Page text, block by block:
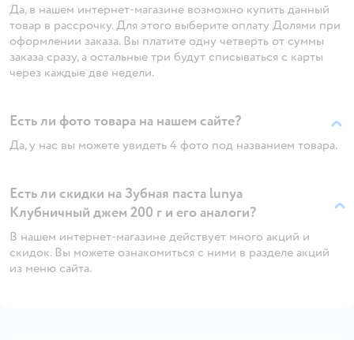
Да, в нашем интернет-магазине возможно купить данный
товар в рассрочку. Для этого выберите оплату Долями при
оформлении заказа. Вы платите одну четверть от суммы
заказа сразу, а остальные три будут списываться с карты
через каждые две недели.
Есть ли фото товара на нашем сайте?
Да, у нас вы можете увидеть 4 фото под названием товара.
Есть ли скидки на Зубная паста lunya
Клубничный джем 200 г и его аналоги?
В нашем интернет-магазине действует много акций и
скидок. Вы можете ознакомиться с ними в разделе акций
из меню сайта.